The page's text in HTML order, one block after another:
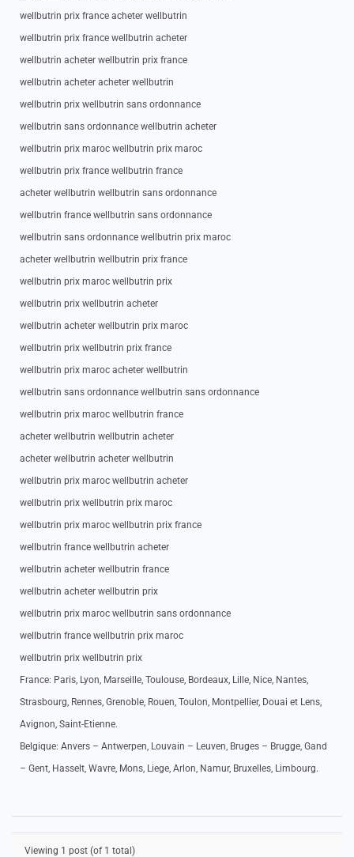
wellbutrin prix france acheter wellbutrin
wellbutrin prix france wellbutrin acheter
wellbutrin acheter wellbutrin prix france
wellbutrin acheter acheter wellbutrin
wellbutrin prix wellbutrin sans ordonnance
wellbutrin sans ordonnance wellbutrin acheter
wellbutrin prix maroc wellbutrin prix maroc
wellbutrin prix france wellbutrin france
acheter wellbutrin wellbutrin sans ordonnance
wellbutrin france wellbutrin sans ordonnance
wellbutrin sans ordonnance wellbutrin prix maroc
acheter wellbutrin wellbutrin prix france
wellbutrin prix maroc wellbutrin prix
wellbutrin prix wellbutrin acheter
wellbutrin acheter wellbutrin prix maroc
wellbutrin prix wellbutrin prix france
wellbutrin prix maroc acheter wellbutrin
wellbutrin sans ordonnance wellbutrin sans ordonnance
wellbutrin prix maroc wellbutrin france
acheter wellbutrin wellbutrin acheter
acheter wellbutrin acheter wellbutrin
wellbutrin prix maroc wellbutrin acheter
wellbutrin prix wellbutrin prix maroc
wellbutrin prix maroc wellbutrin prix france
wellbutrin france wellbutrin acheter
wellbutrin acheter wellbutrin france
wellbutrin acheter wellbutrin prix
wellbutrin prix maroc wellbutrin sans ordonnance
wellbutrin france wellbutrin prix maroc
wellbutrin prix wellbutrin prix
France: Paris, Lyon, Marseille, Toulouse, Bordeaux, Lille, Nice, Nantes,
Strasbourg, Rennes, Grenoble, Rouen, Toulon, Montpellier, Douai et Lens,
Avignon, Saint-Etienne.
Belgique: Anvers – Antwerpen, Louvain – Leuven, Bruges – Brugge, Gand
– Gent, Hasselt, Wavre, Mons, Liege, Arlon, Namur, Bruxelles, Limbourg.
Viewing 1 post (of 1 total)